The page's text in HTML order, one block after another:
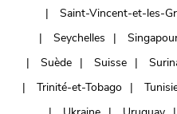
Saint-Vincent-et-les-
Seychelles
Suède
Suisse
Trinité-et-Tobago